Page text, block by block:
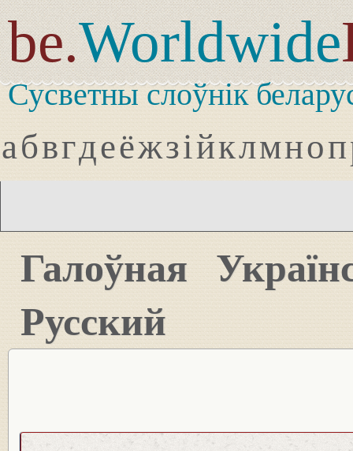
be.Worldwide
Сусветны слоўнік
абвгдеёжзійклмноп
Галоўная
Русский